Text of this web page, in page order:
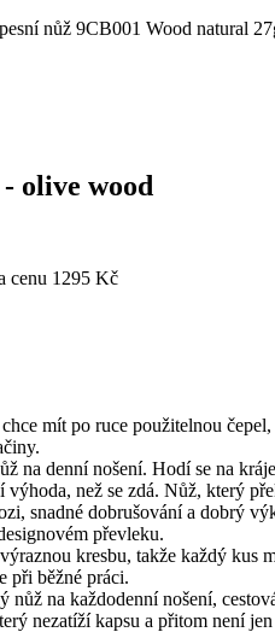
nůž 9CB001 Wood natural
olive wood
cenu 1295 Kč
mít po ruce použitelnou
na denní nošení. Hodí se na
než se zdá. Nůž, který
snadné dobrušování a dobrý
převleku.
kresbu, takže každý kus
při běžné práci.
na každodenní nošení,
nezatíží kapsu a přitom není